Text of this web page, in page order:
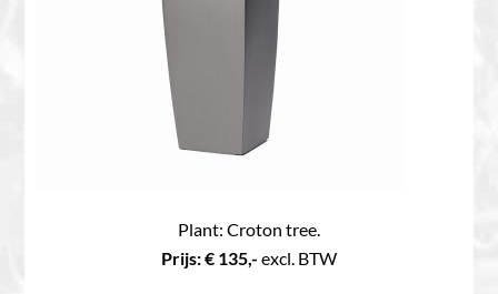
Plant: Croton tree.
Prijs: € 135,- excl. BTW